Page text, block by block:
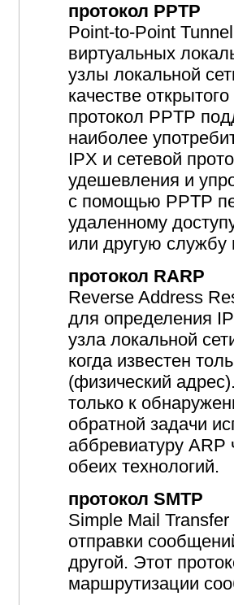
протокол PPTP
Point-to-Point
виртуальных
узлы локальной
качестве
протокол PPTP
наиболее
IPX и сетевой
удешевления и
с помощью PPTP
удаленному
или другую службу
протокол RARP
Reverse Address
для определения
узла локальной
когда известен
(физический
только к
обратной задачи
аббревиатуру ARP
обеих технологий.
протокол SMTP
Simple Mail
отправки
другой. Этот
маршрутизации